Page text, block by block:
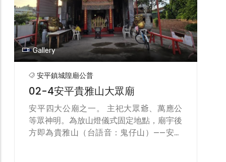
后宮、觀音亭、大眾廟等合稱「安平四大公
廟」，在安平相關民俗祭儀中，扮演著舉足
輕重的角色；此外，另與臺灣府城隍廟、全
臺首邑縣城隍廟並列為臺南府城三座城隍
廟。歷史建物